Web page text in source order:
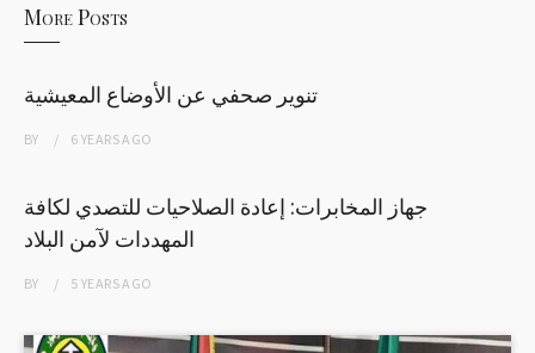
More Posts
تنوير صحفي عن الأوضاع المعيشية
BY 6 YEARSAGO
جهاز المخابرات: إعادة الصلاحيات للتصدي لكافة
المهددات لآمن البلاد
BY 5 YEARSAGO